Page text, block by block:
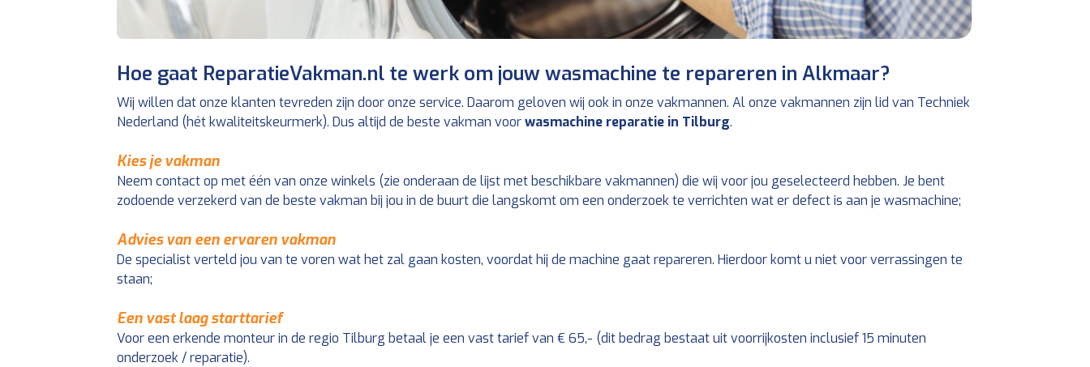
Hoe gaat ReparatieVakman.nl te werk om jouw wasmachine te repareren in Alkmaar?
Wij willen dat onze klanten tevreden zijn door onze service. Daarom geloven wij ook in onze vakmannen. Al onze vakmannen zijn lid van Techniek
Nederland (hét kwaliteitskeurmerk). Dus altijd de beste vakman voorwasmachine reparatie in Tilburg.
Kies je vakman
Neem contact op met één van onze winkels (zie onderaan de lijst met beschikbare vakmannen) die wij voor jou geselecteerd hebben. Je bent
zodoende verzekerd van de beste vakman bij jou in de buurt die langskomt om een onderzoek te verrichten wat er defect is aan je wasmachine;
Advies van een ervaren vakman
De specialist verteld jou van te voren wat het zal gaan kosten, voordat hij de machine gaat repareren. Hierdoor komt u niet voor verrassingen te
staan;
Een vast laag starttarief
Voor een erkende monteur in de regio Tilburg betaal je een vast tarief van € 65,- (dit bedrag bestaat uit voorrijkosten inclusief 15 minuten
onderzoek / reparatie).